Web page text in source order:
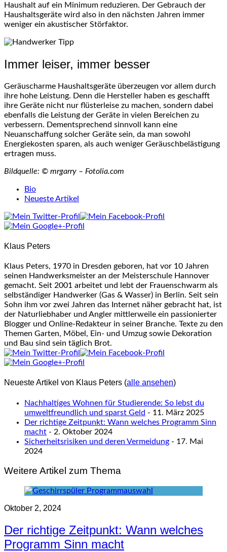
Haushalt auf ein Minimum reduzieren. Der Gebrauch der
Haushaltsgeräte wird also in den nächsten Jahren immer
weniger ein akustischer Störfaktor.
Immer leiser, immer besser
Geräuscharme Haushaltsgeräte überzeugen vor allem durch
ihre hohe Leistung. Denn die Hersteller haben es geschafft
ihre Geräte nicht nur flüsterleise zu machen, sondern dabei
ebenfalls die Leistung der Geräte in vielen Bereichen zu
verbessern. Dementsprechend sinnvoll kann eine
Neuanschaffung solcher Geräte sein, da man sowohl
Energiekosten sparen, als auch weniger Geräuschbelästigung
ertragen muss.
Bildquelle: © mrgarry – Fotolia.com
following
tabs
change
below.
Bio
Neueste Artikel
Klaus Peters
Klaus Peters, 1970 in Dresden geboren, hat vor 10 Jahren
seinen Handwerksmeister an der Meisterschule Hannover
gemacht. Seit 2001 arbeitet und lebt der Frauenschwarm als
selbständiger Handwerker (Gas & Wasser) in Berlin. Seit sein
Sohn ihm vor zwei Jahren das Internet näher gebracht hat, ist
der Naturliebhaber und Angler mittlerweile ein passionierter
Blogger und Online-Redakteur in seiner Branche. Texte zu den
Themen Garten, Möbel, Ein- und Umzug sowie Dekoration
und Bau sind sein täglich Brot.
Neueste Artikel von Klaus Peters (alle ansehen)
Nachhaltiges Wohnen für Studierende: So lebst du
umweltfreundlich und sparst Geld - 11. März 2025
Der richtige Zeitpunkt: Wann welches Programm Sinn
macht - 2. Oktober 2024
Sicherheitsrisiken und deren Vermeidung - 17. Mai
2024
Weitere Artikel zum Thema
Oktober 2, 2024
Der richtige Zeitpunkt: Wann welches
Programm Sinn macht